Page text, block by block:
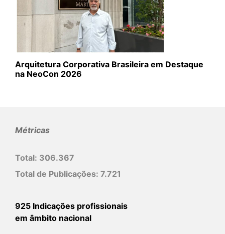
Arquitetura Corporativa Brasileira em Destaque
na NeoCon 2026
Métricas
Total: 306.367
Total de Publicações: 7.721
925 Indicações profissionais
em âmbito nacional